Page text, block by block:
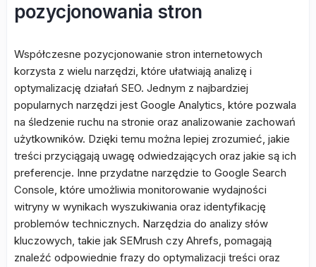
pozycjonowania stron
Współczesne pozycjonowanie stron internetowych
korzysta z wielu narzędzi, które ułatwiają analizę i
optymalizację działań SEO. Jednym z najbardziej
popularnych narzędzi jest Google Analytics, które pozwala
na śledzenie ruchu na stronie oraz analizowanie zachowań
użytkowników. Dzięki temu można lepiej zrozumieć, jakie
treści przyciągają uwagę odwiedzających oraz jakie są ich
preferencje. Inne przydatne narzędzie to Google Search
Console, które umożliwia monitorowanie wydajności
witryny w wynikach wyszukiwania oraz identyfikację
problemów technicznych. Narzędzia do analizy słów
kluczowych, takie jak SEMrush czy Ahrefs, pomagają
znaleźć odpowiednie frazy do optymalizacji treści oraz